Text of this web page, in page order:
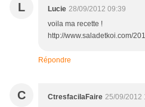
L Lucie 28/09/2012 09:39
voila ma recette !
http://www.saladetkoi.com/
Répondre
C CtresfacilaFaire 25/09/2012